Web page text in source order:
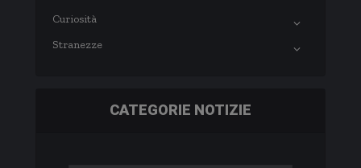
Curiosità
Stranezze
CATEGORIE NOTIZIE